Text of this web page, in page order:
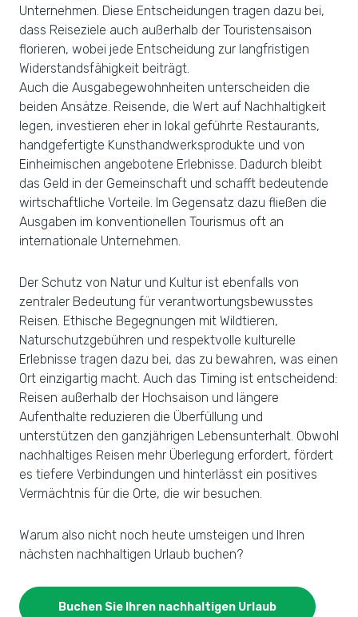
Unternehmen. Diese Entscheidungen tragen dazu bei,
dass Reiseziele auch außerhalb der Touristensaison
florieren, wobei jede Entscheidung zur langfristigen
Widerstandsfähigkeit beiträgt.
Auch die Ausgabegewohnheiten unterscheiden die
beiden Ansätze. Reisende, die Wert auf Nachhaltigkeit
legen, investieren eher in lokal geführte Restaurants,
handgefertigte Kunsthandwerksprodukte und von
Einheimischen angebotene Erlebnisse. Dadurch bleibt
das Geld in der Gemeinschaft und schafft bedeutende
wirtschaftliche Vorteile. Im Gegensatz dazu fließen die
Ausgaben im konventionellen Tourismus oft an
internationale Unternehmen.
Der Schutz von Natur und Kultur ist ebenfalls von
zentraler Bedeutung für verantwortungsbewusstes
Reisen. Ethische Begegnungen mit Wildtieren,
Naturschutzgebühren und respektvolle kulturelle
Erlebnisse tragen dazu bei, das zu bewahren, was einen
Ort einzigartig macht. Auch das Timing ist entscheidend:
Reisen außerhalb der Hochsaison und längere
Aufenthalte reduzieren die Überfüllung und
unterstützen den ganzjährigen Lebensunterhalt. Obwohl
nachhaltiges Reisen mehr Überlegung erfordert, fördert
es tiefere Verbindungen und hinterlässt ein positives
Vermächtnis für die Orte, die wir besuchen.
Warum also nicht noch heute umsteigen und Ihren
nächsten nachhaltigen Urlaub buchen?
Buchen Sie Ihren nachhaltigen Urlaub